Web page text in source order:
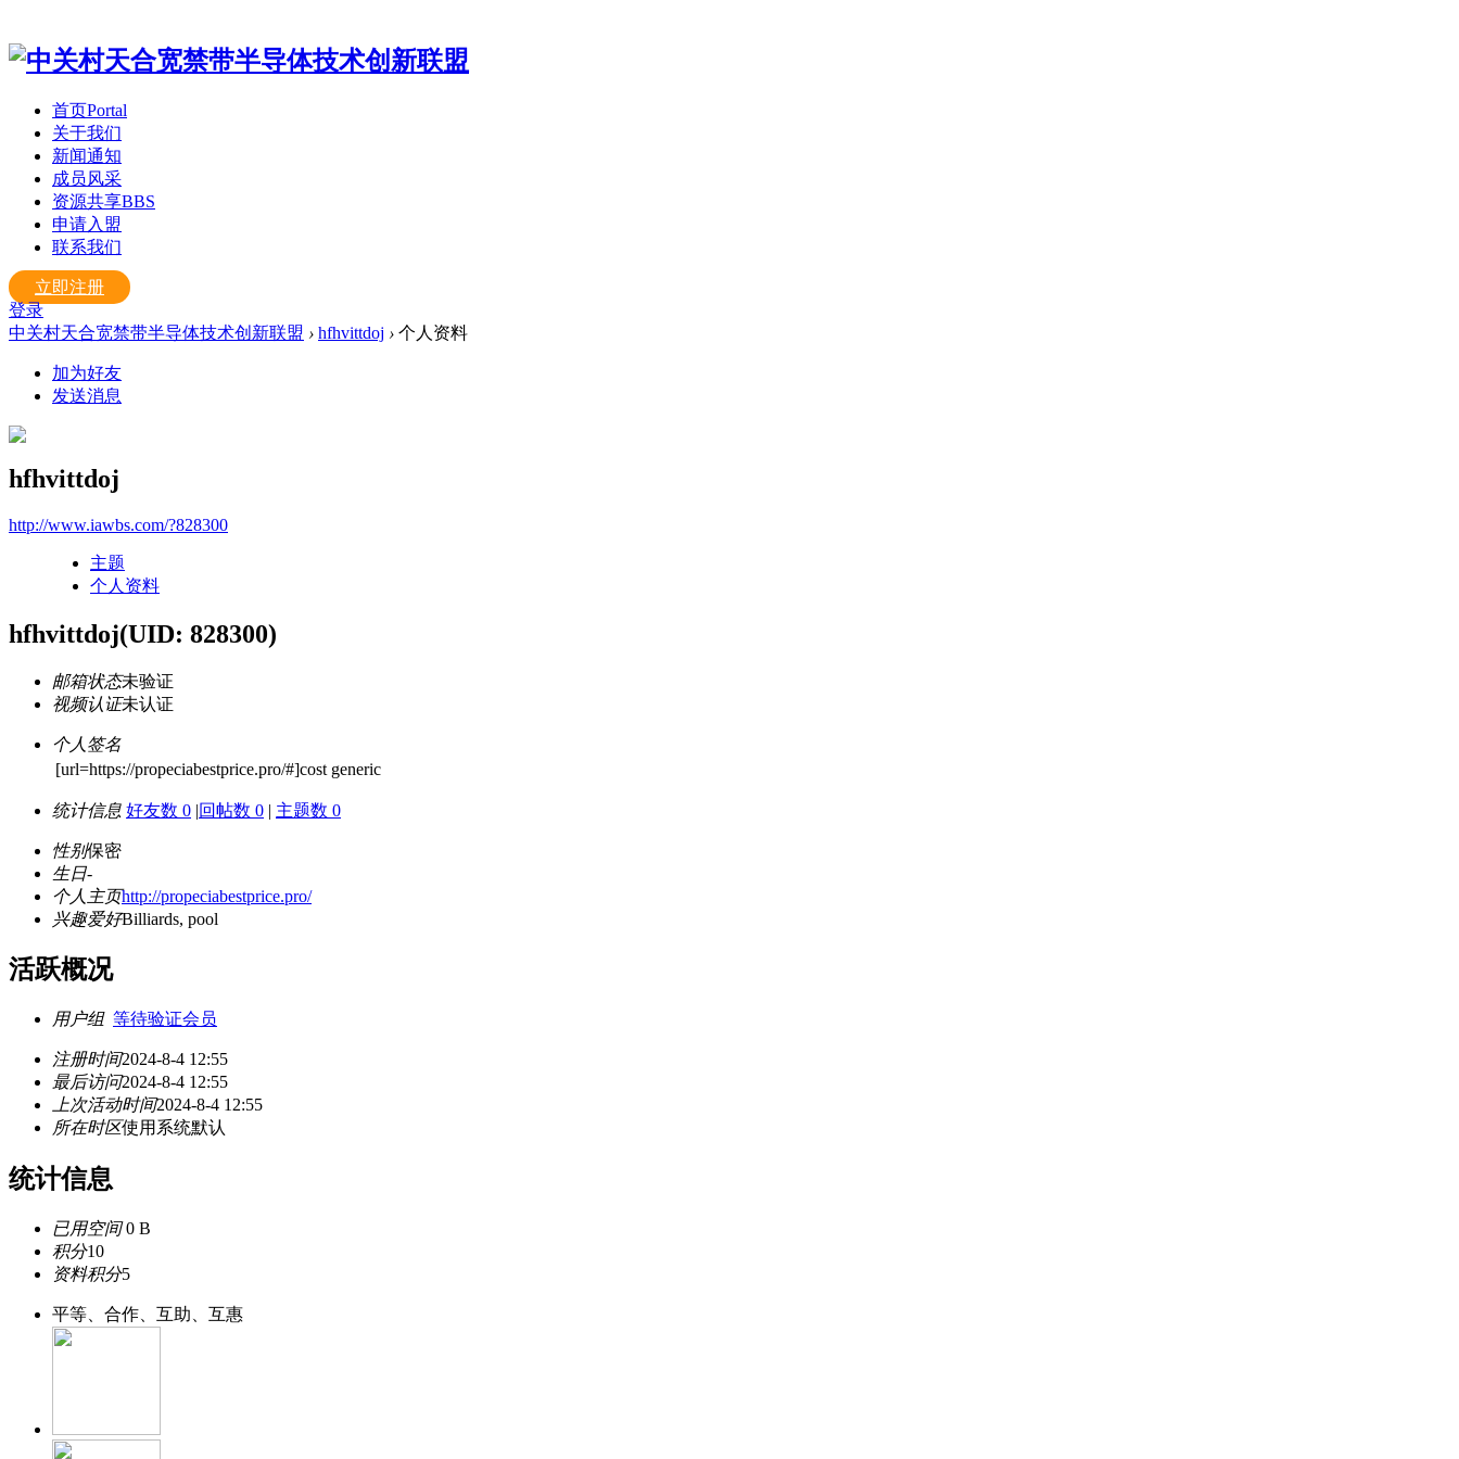
首页Portal
关于我们
新闻通知
成员风采
资源共享BBS
申请入盟
联系我们
立即注册
登录
中关村天合宽禁带半导体技术创新联盟 › hfhvittdoj › 个人资料
加为好友
发送消息
hfhvittdoj
http://www.iawbs.com/?828300
主题
个人资料
hfhvittdoj(UID: 828300)
邮箱状态未验证
视频认证未认证
个人签名
[url=https://propeciabestprice.pro/#]cost generic
统计信息 好友数 0 |回帖数 0 | 主题数 0
性别保密
生日-
个人主页http://propeciabestprice.pro/
兴趣爱好Billiards, pool
活跃概况
用户组 等待验证会员
注册时间2024-8-4 12:55
最后访问2024-8-4 12:55
上次活动时间2024-8-4 12:55
所在时区使用系统默认
统计信息
已用空间0 B
积分10
资料积分5
平等、合作、互助、互惠